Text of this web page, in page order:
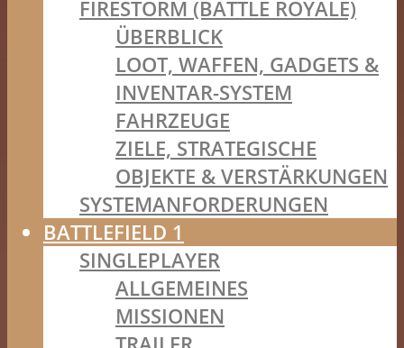
FIRESTORM (BATTLE ROYALE)
ÜBERBLICK
LOOT, WAFFEN, GADGETS &
INVENTAR-SYSTEM
FAHRZEUGE
ZIELE, STRATEGISCHE
OBJEKTE & VERSTÄRKUNGEN
SYSTEMANFORDERUNGEN
BATTLEFIELD 1
SINGLEPLAYER
ALLGEMEINES
MISSIONEN